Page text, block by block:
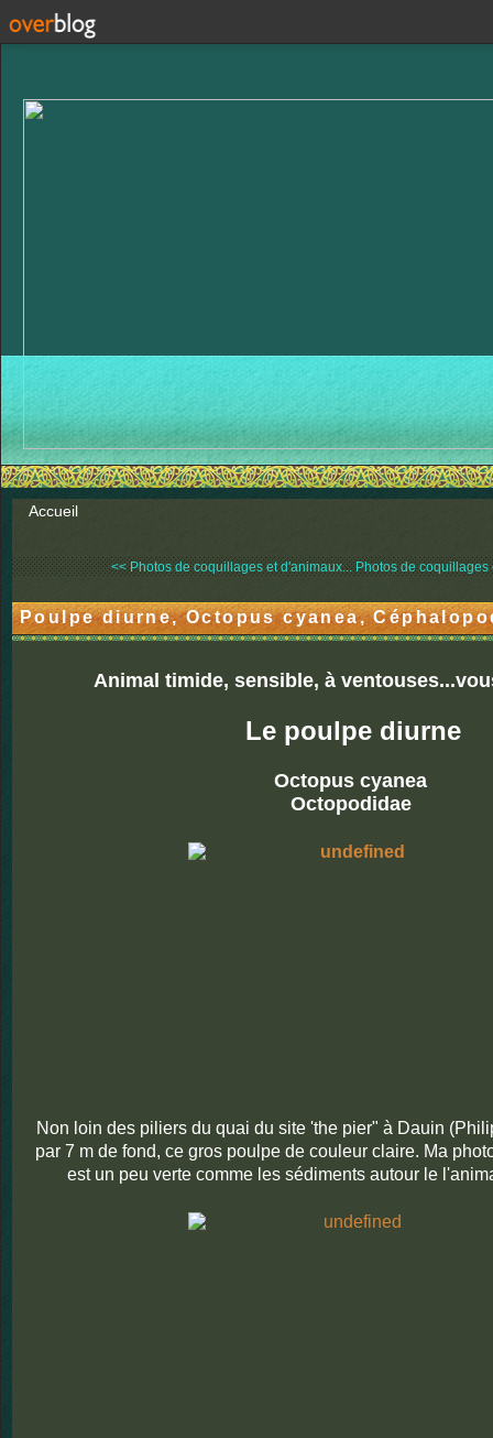
Accueil
<< Photos de coquillages et d'animaux... Photos de coquillages
Poulpe diurne, Octopus cyanea,
Animal timide, sensible, à
Le poulpe diurne
Octopus cyanea
Octopodidae
Non loin des piliers du quai du site 'the pier" à Dauin
par 7 m de fond, ce gros poulpe de couleur claire. Ma
est un peu verte comme les sédiments autour le